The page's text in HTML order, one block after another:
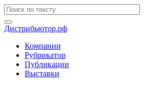
Дистрибьютор.рф
Компании
Рубрикатор
Публикации
Выставки